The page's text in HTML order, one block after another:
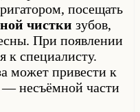
посещать
чистки зубов,
При появлении
к специалисту.
может привести к
несъёмной части